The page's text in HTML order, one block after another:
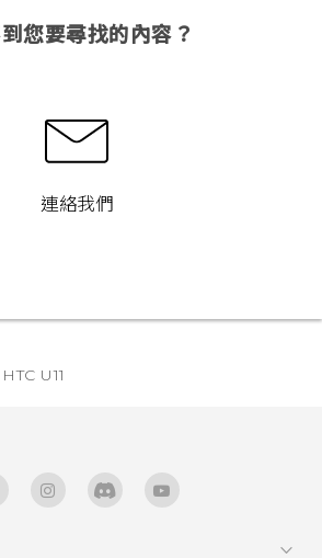
您要尋找的內容？
連絡我們
HTC U11‎